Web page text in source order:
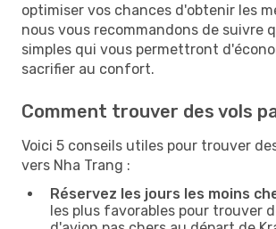
optimiser vos chances d'obtenir les
nous vous recommandons de suivre
simples qui vous permettront
sacrifier au confort.
Comment trouver des vols
Voici 5 conseils utiles pour trouver
vers Nha Trang :
Réservez les jours les moins
les plus favorables pour trouver